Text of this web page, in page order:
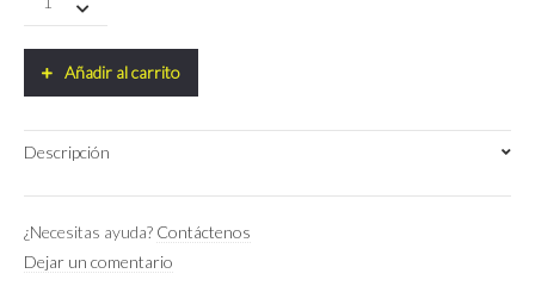
Keo
Dual
Añadir al carrito
Descripción
¿Necesitas ayuda? Contáctenos
Dejar un comentario